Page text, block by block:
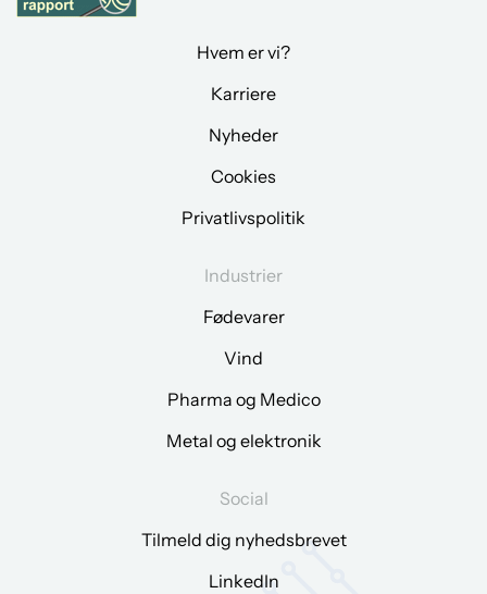
Hvem er vi?
Karriere
Nyheder
Cookies
Privatlivspolitik
Industrier
Fødevarer
Vind
Pharma og Medico
Metal og elektronik
Social
Tilmeld dig nyhedsbrevet
LinkedIn